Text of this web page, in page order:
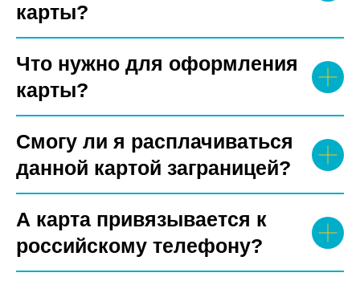
карты?
Что нужно для оформления
карты?
Смогу ли я расплачиваться
данной картой заграницей?
А карта привязывается к
российскому телефону?